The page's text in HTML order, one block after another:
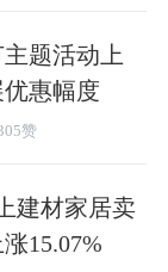
题活动上
惠幅度
赞
建材家居卖
15.07%